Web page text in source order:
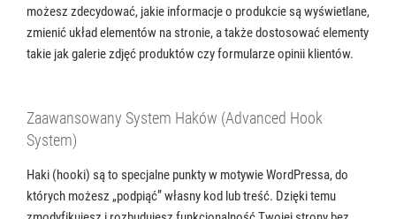
możesz zdecydować, jakie informacje o produkcie są wyświetlane,
zmienić układ elementów na stronie, a także dostosować elementy
takie jak galerie zdjęć produktów czy formularze opinii klientów.
Zaawansowany System Haków (Advanced Hook
System)
Haki (hooki) są to specjalne punkty w motywie WordPressa, do
których możesz „podpiąć” własny kod lub treść. Dzięki temu